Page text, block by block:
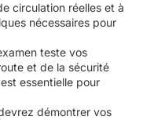
circulation réelles et à
nécessaires pour
teste vos
et de la sécurité
essentielle pour
démontrer vos